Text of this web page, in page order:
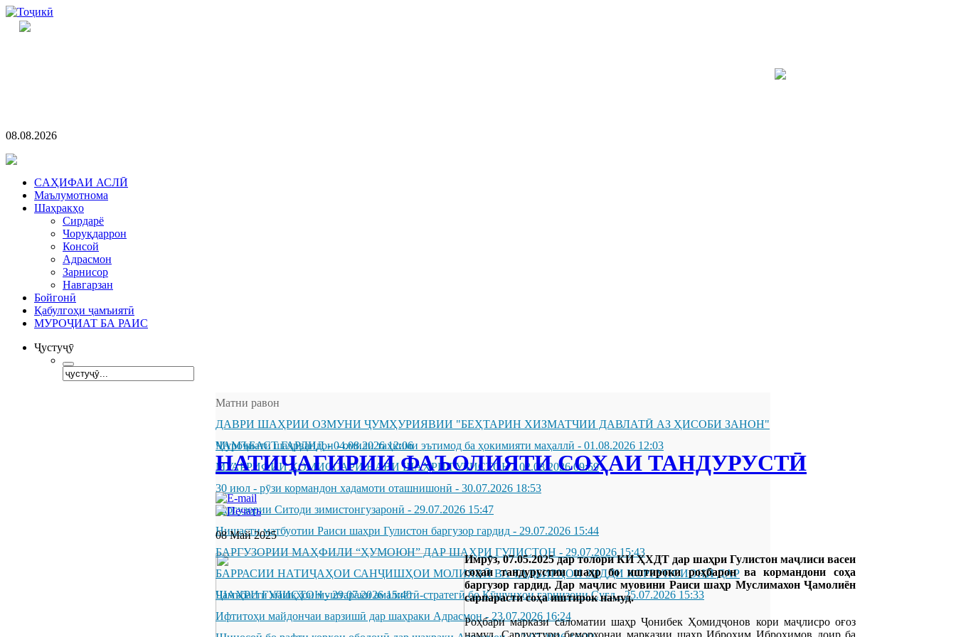
08.08.2026
CАҲИФАИ АСЛӢ
Маълумотнома
Шаҳракҳо
Сирдарё
Чоруқдаррон
Консой
Адрасмон
Зарнисор
Навгарзан
Бойгонӣ
Қабулгоҳи ҷамъиятӣ
МУРОҶИАТ БА РАИС
Ҷустуҷӯ
Матни равон
ДАВРИ ШАҲРИИ ОЗМУНИ ҶУМҲУРИЯВИИ "БЕҲТАРИН ХИЗМАТЧИИ ДАВЛАТӢ АЗ ҲИСОБИ ЗАНОН"
ҶАМЪБАСТ ГАРДИД-04.08.2026 12:06
Муроҷиати шаҳрвандон - омили таҳкими эътимод ба ҳокимияти маҳаллӣ - 01.08.2026 12:03
МУАРРИФИИ КОМИССАРИ НАВИ ШАҲРИ ГУЛИСТОН-02.08.2026 09:59
30 июл - рӯзи кормандон хадамоти оташнишонӣ - 30.07.2026 18:53
Баргузории Ситоди зимистонгузаронӣ - 29.07.2026 15:47
Нишасти матбуотии Раиси шаҳри Гулистон баргузор гардид - 29.07.2026 15:44
БАРГУЗОРИИ МАҲФИЛИ “ҲУМОЮН” ДАР ШАҲРИ ГУЛИСТОН - 29.07.2026 15:43
БАРРАСИИ НАТИҶАҲОИ САНҶИШҲОИ МОЛИЯВӢ ВА ТАДБИРҲОИ ЗИДДИ КОРРУПСИОНӢ ДАР
ШАҲРИ ГУЛИСТОН-29.07.2026 15:40
Ҷамъбасти машқҳои муштараки амалиётӣ-стратегӣ бо Қӯшунҳои гарнизони Суғд-25.07.2026 15:33
Ифтитоҳи майдончаи варзишӣ дар шаҳраки Адрасмон- 23.07.2026 16:24
НАТИҶАГИРИИ ФАЪОЛИЯТИ СОҲАИ ТАНДУРУСТӢ
08 Май 2025
Имрӯз, 07.05.2025 дар толори КИ ҲХДТ дар шаҳри Гулистон маҷлиси васеи
соҳаи тандурустии шаҳр бо иштироки роҳбарон ва кормандони соҳа
баргузор гардид. Дар маҷлис муовини Раиси шаҳр Муслимахон Ҷамолиён
сарпарасти соҳа иштирок намуд.
Роҳбари маркази саломатии шаҳр Ҷонибек Ҳомидҷонов кори маҷлисро оғоз
намуд. Сардухтури беморхонаи марказии шаҳр Иброҳим Иброҳимов доир ба